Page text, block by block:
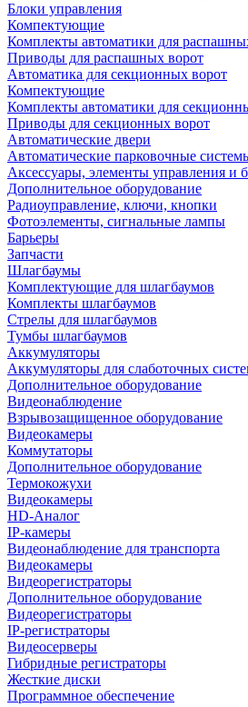
Блоки управления
Компектующие
Комплекты автоматики для
Приводы для распашных ворот
Автоматика для секционных ворот
Компектующие
Комплекты автоматики для
Приводы для секционных ворот
Автоматические двери
Автоматические парковочные
Аксессуары, элементы управления и
Дополнительное оборудование
Радиоуправление, ключи, кнопки
Фотоэлементы, сигнальные лампы
Барьеры
Запчасти
Шлагбаумы
Комплектующие для шлагбаумов
Комплекты шлагбаумов
Стрелы для шлагбаумов
Тумбы шлагбаумов
Аккумуляторы
Аккумуляторы для слаботочных
Дополнительное оборудование
Видеонаблюдение
Взрывозащищенное оборудование
Видеокамеры
Коммутаторы
Дополнительное оборудование
Термокожухи
Видеокамеры
HD-Аналог
IP-камеры
Видеонаблюдение для транспорта
Видеокамеры
Видеорегистраторы
Дополнительное оборудование
Видеорегистраторы
IP-регистраторы
Видеосерверы
Гибридные регистраторы
Жесткие диски
Программное обеспечение